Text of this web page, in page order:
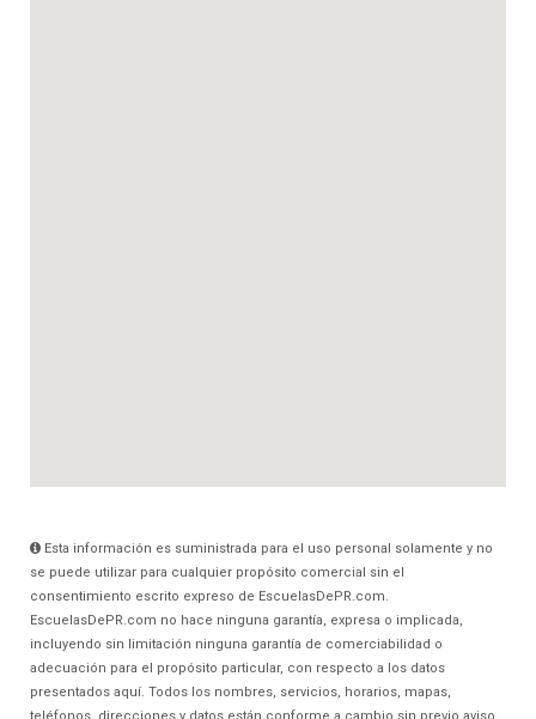
Esta información es suministrada para el uso personal solamente y no
se puede utilizar para cualquier propósito comercial sin el
consentimiento escrito expreso de EscuelasDePR.com.
EscuelasDePR.com no hace ninguna garantía, expresa o implicada,
incluyendo sin limitación ninguna garantía de comerciabilidad o
adecuación para el propósito particular, con respecto a los datos
presentados aquí. Todos los nombres, servicios, horarios, mapas,